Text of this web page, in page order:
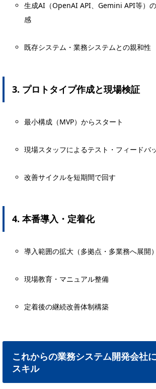
生成AI（OpenAI API、Gemini API等）
感
既存システム・業務システムとの親和性
3. プロトタイプ作成と現場検証
最小構成（MVP）からスタート
現場スタッフによるテスト・フィードバ
改善サイクルを短期間で回す
4. 本番導入・定着化
導入範囲の拡大（多拠点・多業務へ展開）
現場教育・マニュアル整備
定着後の継続改善体制構築
これからの業務システム開発会社
スキル